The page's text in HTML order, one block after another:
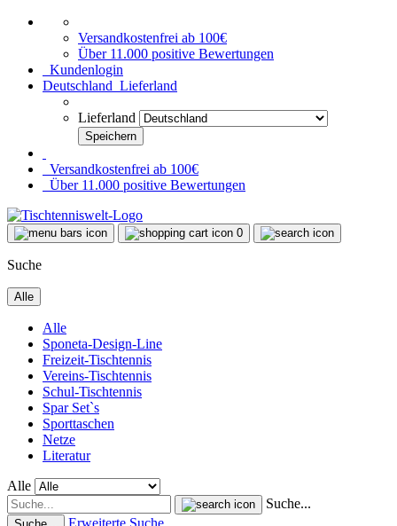
Versandkostenfrei ab 100€
Über 11.000 positive Bewertungen
Kundenlogin
Deutschland Lieferland
Lieferland
Versandkostenfrei ab 100€
Über 11.000 positive Bewertungen
0
Suche
Alle
Alle
Sponeta-Design-Line
Freizeit-Tischtennis
Vereins-Tischtennis
Schul-Tischtennis
Spar Set`s
Sporttaschen
Netze
Literatur
Alle
Suche...
Erweiterte Suche